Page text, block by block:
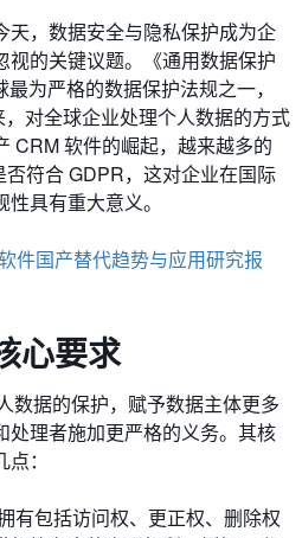
天，数据安全与隐私保护成为企
视的关键议题。《通用数据保护
为严格的数据保护法规之一，
对全球企业处理个人数据的方式
CRM 软件的崛起，越来越多的
符合 GDPR，这对企业在国际
具有重大意义。
件国产替代趋势与应用研究报
心要求
数据的保护，赋予数据主体更多
处理者施加更严格的义务。其核
：
有包括访问权、更正权、删除权